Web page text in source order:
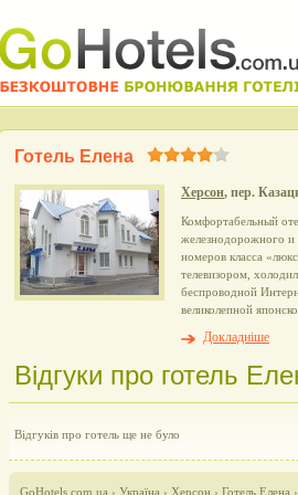
Готель Елена
Херсон, пер.
Комфортабельный
железнодорожного и
номеров класса
телевизором,
беспроводной
великолепной
Докладніше
Відгуки про готель
Відгуків про готель ще не було
GoHotels.com.ua › Україна › Херсон › Готель Елена ›